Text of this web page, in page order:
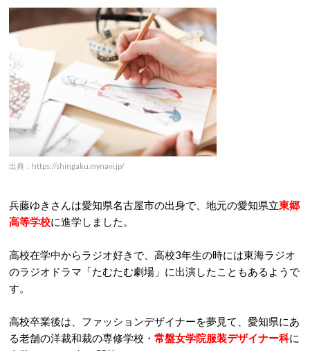
出典：https://shingaku.mynavi.jp/
兵藤ゆきさんは愛知県名古屋市の出身で、地元の愛知県立東郷
高等学校に進学しました。
高校在学中からラジオ好きで、高校3年生の時には東海ラジオ
のラジオドラマ「たむたむ劇場」に出演したこともあるようで
す。
高校卒業後は、ファッションデザイナーを夢見て、愛知県にあ
る老舗の洋裁和裁の専修学校・ 常盤女学院服装デザイナー科に